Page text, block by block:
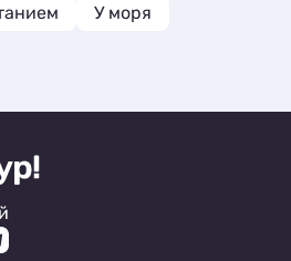
У моря